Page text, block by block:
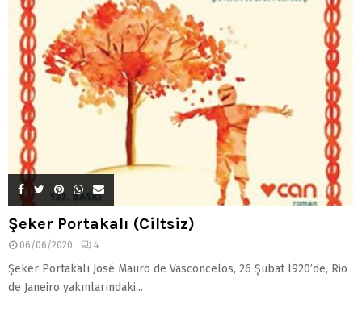
Şeker Portakalı (Ciltsiz)
06/06/2020 4
Şeker Portakalı José Mauro de Vasconcelos, 26 Şubat l920’de, Rio
de Janeiro yakınlarındaki...